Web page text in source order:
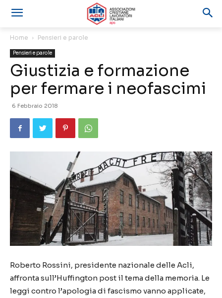
Home Pensieri e parole
Pensieri e parole
Giustizia e formazione
per fermare i neofascimi
6 Febbraio 2018
Roberto Rossini, presidente nazionale delle Acli,
affronta sull’Huffington post il tema della memoria. Le
leggi contro l’apologia di fascismo vanno applicate,